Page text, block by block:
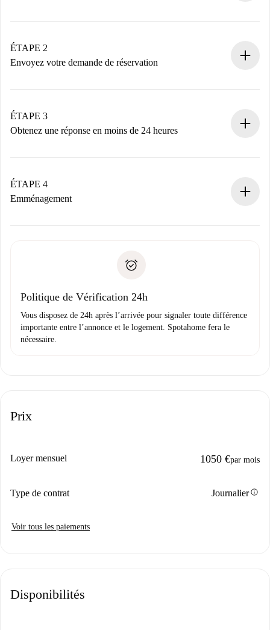
Vous disposez à l’avance de toutes les informations
nécessaires.
ÉTAPE 2
Envoyez votre demande de réservation
Nous ne vous facturerons rien tant que le propriétaire
n’aura pas accepté.
ÉTAPE 3
Obtenez une réponse en moins de 24 heures
contact avec le propriétaire.
Si refusé : aucun prélèvement et nous vous proposerons
Justificatif de solvabilité
ÉTAPE 4
Emménagement
uniquement si aucun problème n'est signalé.
Politique de Vérification 24h
Vous disposez de 24h après l’arrivée pour signaler toute différence
importante entre l’annonce et le logement. Spotahome fera le
nécessaire.
Prix
Loyer mensuel 1050 €par mois
Type de contrat Journalierinfo
Voir tous les paiements
Disponibilités